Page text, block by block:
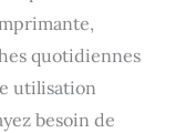
quotidiennes
utilisation
besoin de